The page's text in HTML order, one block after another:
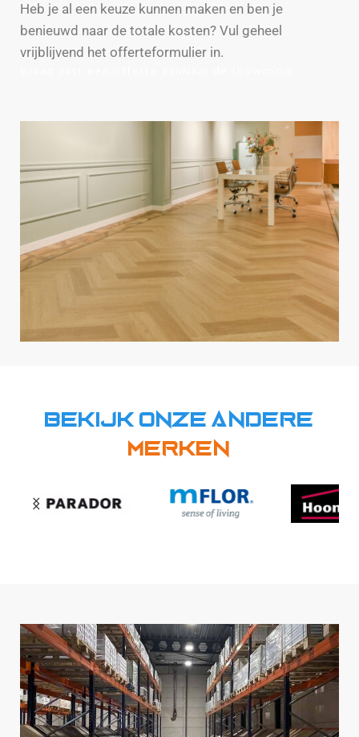
Heb je al een keuze kunnen maken en ben je
benieuwd naar de totale kosten? Vul geheel
vrijblijvend het offerteformulier in.
Bekijk onze andere
Merken